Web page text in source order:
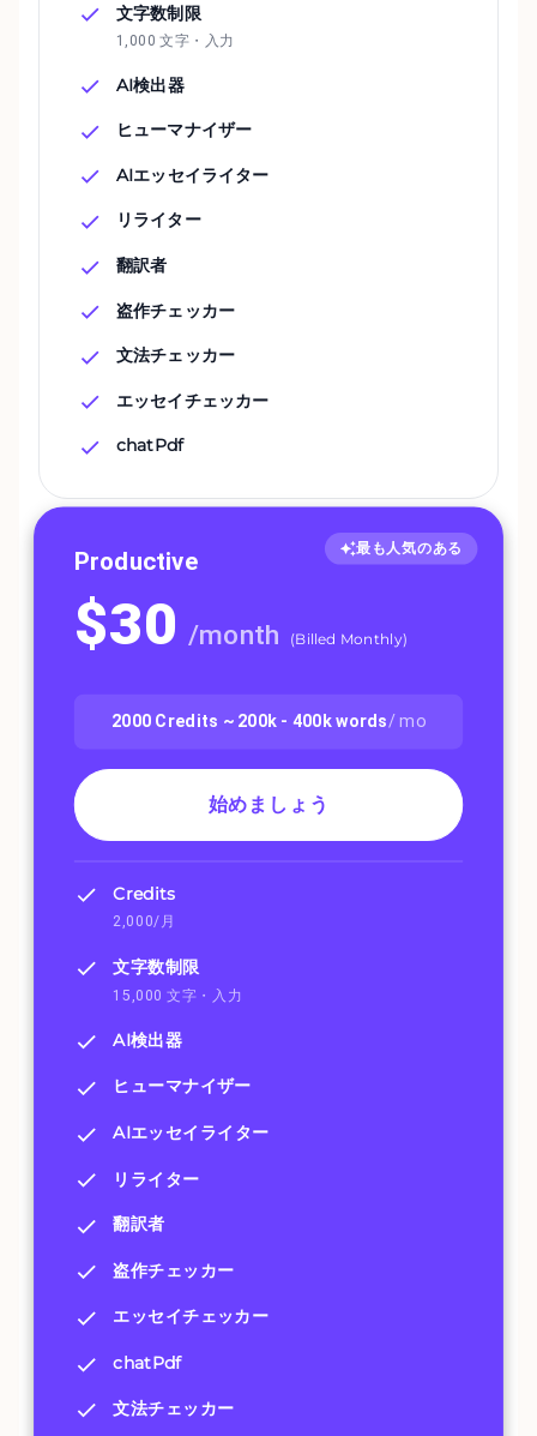
文字数制限
1,000 文字・入力
AI検出器
ヒューマナイザー
AIエッセイライター
リライター
翻訳者
盗作チェッカー
文法チェッカー
エッセイチェッカー
chatPdf
最も人気のある
Productive
$30 /month (Billed Monthly)
2000 Credits ~ 200k - 400kwords/ mo
始めましょう
Credits
2,000/月
文字数制限
15,000 文字・入力
AI検出器
ヒューマナイザー
AIエッセイライター
リライター
翻訳者
盗作チェッカー
エッセイチェッカー
chatPdf
文法チェッカー